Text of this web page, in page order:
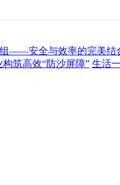
——安全与效率的完美结
筑高效“防沙屏障” 生活